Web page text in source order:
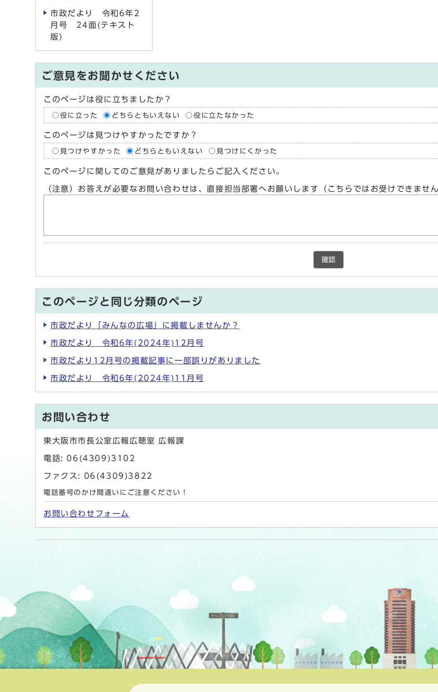
市政だより 令和6年2
月号 24面(テキスト
版)
ご意見をお聞かせください
このページは役に立ちましたか？
役に立った どちらともいえない 役に立たなかった
このページは見つけやすかったですか？
見つけやすかった どちらともいえない 見つけにくかった
このページに関してのご意見がありましたらご記入ください。
（注意）お答えが必要なお問い合わせは、直接担当部署へお願いします（こちらではお受けできませ
確認
このページと同じ分類のページ
市政だより「みんなの広場」に掲載しませんか？
市政だより 令和6年(2024年)12月号
市政だより12月号の掲載記事に一部誤りがありました
市政だより 令和6年(2024年)11月号
お問い合わせ
東大阪市市長公室広報広聴室 広報課
電話: 06(4309)3102
ファクス: 06(4309)3822
電話番号のかけ間違いにご注意ください！
お問い合わせフォーム